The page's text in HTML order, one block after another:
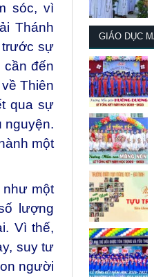
sóc, vì
Thánh
trước sự
cần đến
Thiên
qua sự
nguyện.
một
như một
lượng
Vì thế,
suy tư
người
GIÁO DỤC